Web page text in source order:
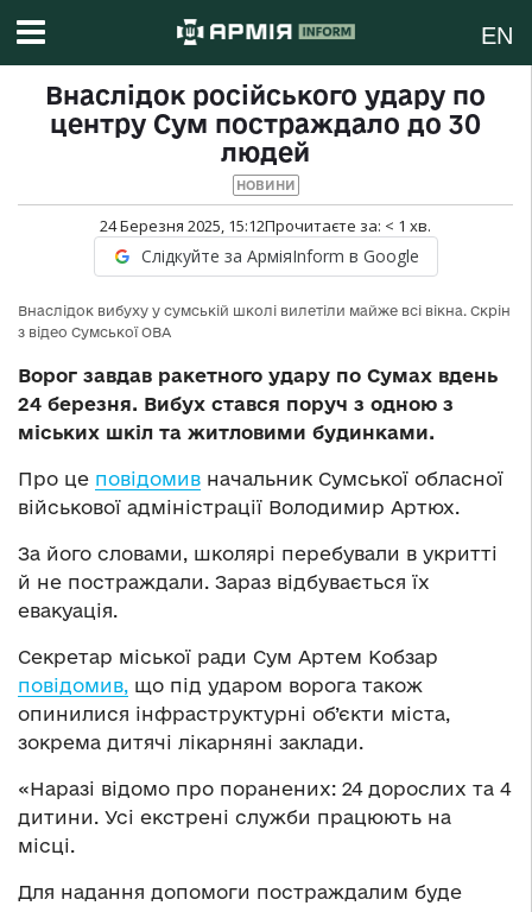
EN
Внаслідок російського удару по
центру Сум постраждало до 30
людей
НОВИНИ
24 Березня 2025, 15:12Прочитаєте за: < 1 хв.
Слідкуйте за АрміяInform в Google
Внаслідок вибуху у сумській школі вилетіли майже всі вікна. Скрін
з відео Сумської ОВА
Ворог завдав ракетного удару по Сумах вдень
24 березня. Вибух стався поруч з одною з
міських шкіл та житловими будинками.
Про це повідомив начальник Сумської обласної
військової адміністрації Володимир Артюх.
За його словами, школярі перебували в укритті
й не постраждали. Зараз відбувається їх
евакуація.
Секретар міської ради Сум Артем Кобзар
повідомив, що під ударом ворога також
опинилися інфраструктурні об’єкти міста,
зокрема дитячі лікарняні заклади.
«Наразі відомо про поранених: 24 дорослих та 4
дитини. Усі екстрені служби працюють на
місці.
Для надання допомоги постраждалим буде